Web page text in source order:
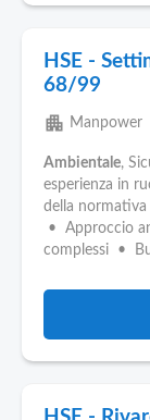
HSE -
68/99
apartment Manpower
Ambientale,
esperienza in
della normativa
• Approccio
complessi •